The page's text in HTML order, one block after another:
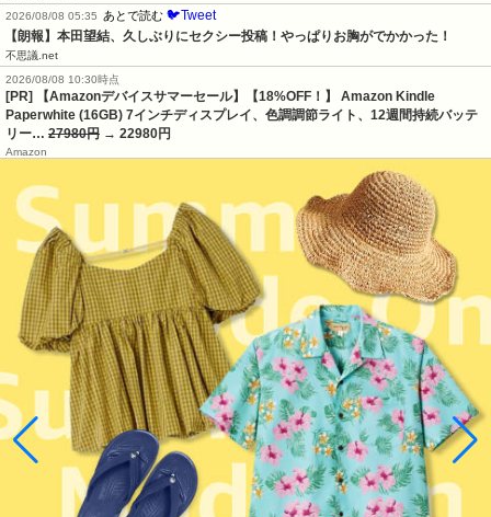
2026/08/08 05:35
あとで読む 🐦Tweet
【朗報】本田望結、久しぶりにセクシー投稿！やっぱりお胸がでかかった！
不思議.net
2026/08/08 10:30時点
[PR] 【Amazonデバイスサマーセール】【18%OFF！】 Amazon Kindle
Paperwhite (16GB) 7インチディスプレイ、色調調節ライト、12週間持続バッテ
リー… 27980円 → 22980円
Amazon